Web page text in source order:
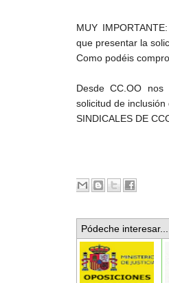
MUY
que presentar la
Como podéis
Desde CC.OO
solicitud de inclusión
SINDICALES DE
Pódeche interesar...